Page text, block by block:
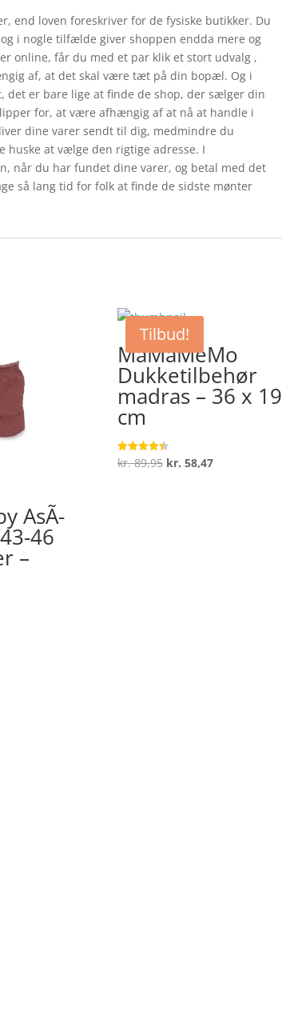
end loven foreskriver for de fysiske butikker. Du
i nogle tilfælde giver shoppen endda mere og
online, får du med et par klik et stort udvalg ,
af, at det skal være tæt på din bopæl. Og i
er bare lige at finde de shop, der sælger din
for, at være afhængig af at nå at handle i
dine varer sendt til dig, medmindre du
at vælge den rigtige adresse. I
når du har fundet dine varer, og betal med det
så lang tid for folk at finde de sidste mønter
AsÃ­
46
–
Tilbud!
MaMaMeMo
Dukketilbehør
madras – 36 x 19
cm
Vurderet
4.4
kr.89,95 Den
kr. 58,47Den